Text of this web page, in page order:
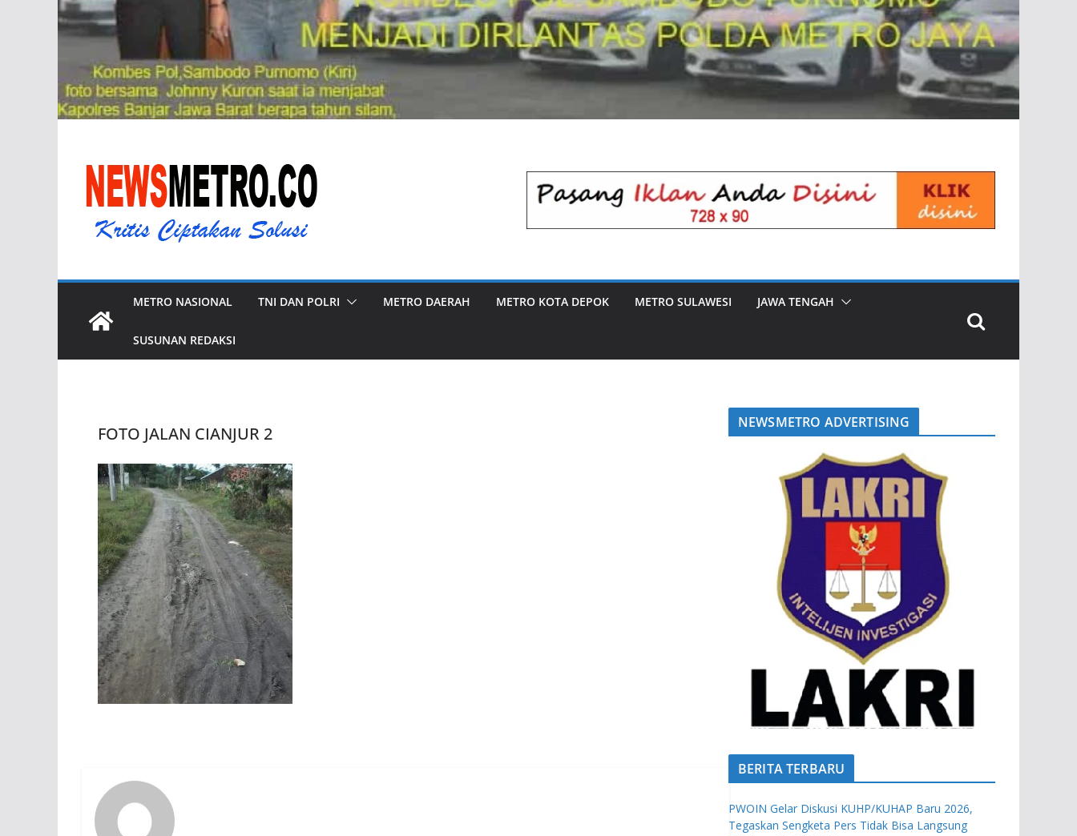
METRO NASIONAL TNI DAN POLRI METRO DAERAH METRO KOTA DEPOK METRO SULAWESI JAWA TENGAH
SUSUNAN REDAKSI
FOTO JALAN CIANJUR 2
NEWSMETRO ADVERTISING
BERITA TERBARU
PWOIN Gelar Diskusi KUHP/KUHAP Baru 2026,
Tegaskan Sengketa Pers Tidak Bisa Langsung